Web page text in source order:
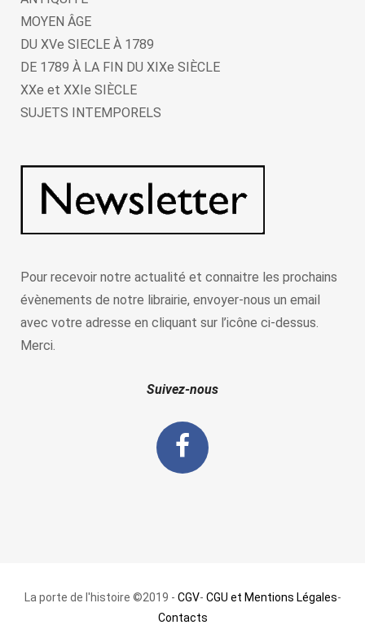
MOYEN ÂGE
DU XVe SIECLE À 1789
DE 1789 À LA FIN DU XIXe SIÈCLE
XXe et XXIe SIÈCLE
SUJETS INTEMPORELS
Pour recevoir notre actualité et connaitre les prochains
évènements de notre librairie, envoyer-nous un email
avec votre adresse en cliquant sur l’icône ci-dessus.
Merci.
Suivez-nous
La porte de l'histoire ©2019 - CGV- CGU et Mentions Légales-
Contacts